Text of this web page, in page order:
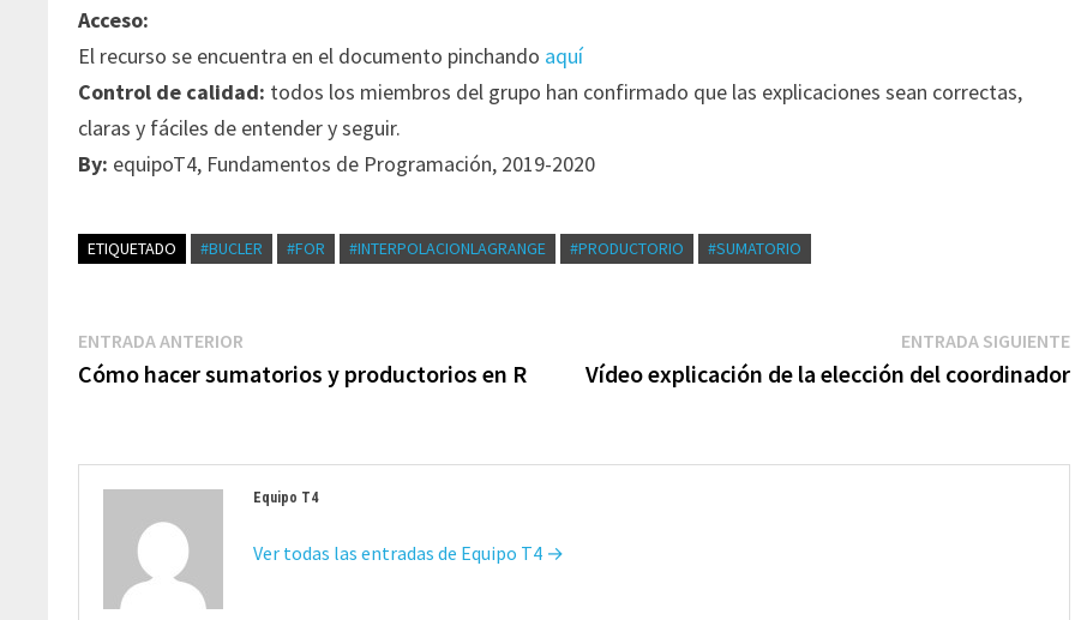
Acceso:
El recurso se encuentra en el documento pinchando aquí
Control de calidad: todos los miembros del grupo han confirmado que las explicaciones sean correctas,
claras y fáciles de entender y seguir.
By: equipoT4, Fundamentos de Programación, 2019-2020
ETIQUETADO #BUCLER #FOR #INTERPOLACIONLAGRANGE #PRODUCTORIO #SUMATORIO
Navegación
entradas
ENTRADA ANTERIOR
anterior:
Cómo hacer sumatorios y productorios en R
ENTRADA SIGUIENTE
Vídeo explicación de la elección del coordinador
Equipo T4
Ver todas las entradas de Equipo T4 →